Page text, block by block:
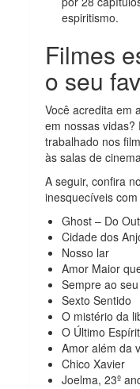
espiritismo.
Filmes
o seu
Você acredita em
em nossas
trabalhado nos
às salas de
A seguir, confira
inesquecíveis
Ghost – Do
Cidade dos
Nosso lar
Amor Maior
Sempre ao
Sexto Sentido
O mistério da
O Último
Amor além da
Chico Xavier
Joelma, 23º